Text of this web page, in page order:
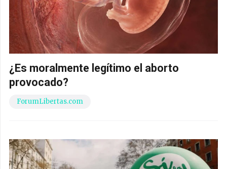
¿Es moralmente legítimo el aborto
provocado?
ForumLibertas.com